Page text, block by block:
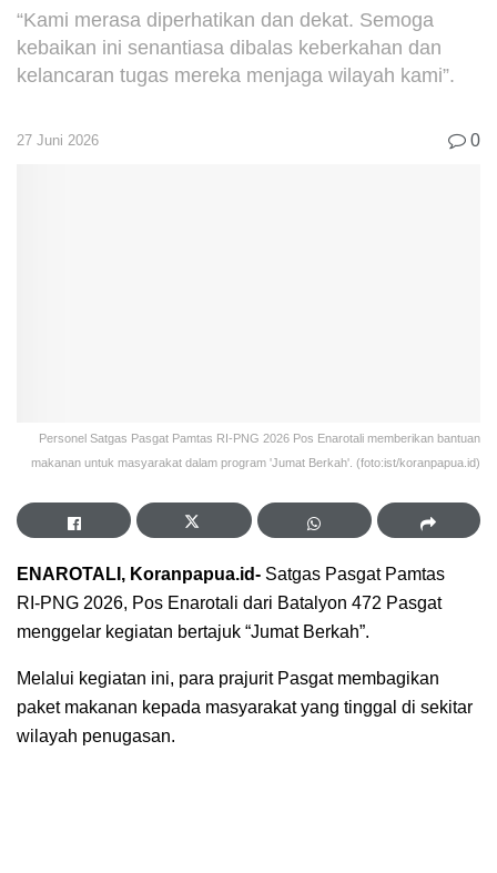
“Kami merasa diperhatikan dan dekat. Semoga
kebaikan ini senantiasa dibalas keberkahan dan
kelancaran tugas mereka menjaga wilayah kami”.
27 Juni 2026 0
Personel Satgas Pasgat Pamtas RI-PNG 2026 Pos Enarotali memberikan bantuan
makanan untuk masyarakat dalam program 'Jumat Berkah'. (foto:ist/koranpapua.id)
ENAROTALI, Koranpapua.id- Satgas Pasgat Pamtas
RI‑PNG 2026, Pos Enarotali dari Batalyon 472 Pasgat
menggelar kegiatan bertajuk “Jumat Berkah”.
Melalui kegiatan ini, para prajurit Pasgat membagikan
paket makanan kepada masyarakat yang tinggal di sekitar
wilayah penugasan.